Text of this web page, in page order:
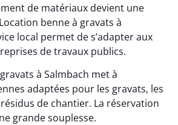
de matériaux devient une
benne à gravats à
local permet de s’adapter aux
de travaux publics.
à Salmbach met à
adaptées pour les gravats, les
de chantier. La réservation
grande souplesse.